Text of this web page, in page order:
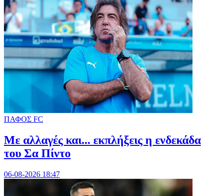
ΠΑΦΟΣ FC
Με αλλαγές και... εκπλήξεις η ενδεκάδα
του Σα Πίντο
06-08-2026 18:47